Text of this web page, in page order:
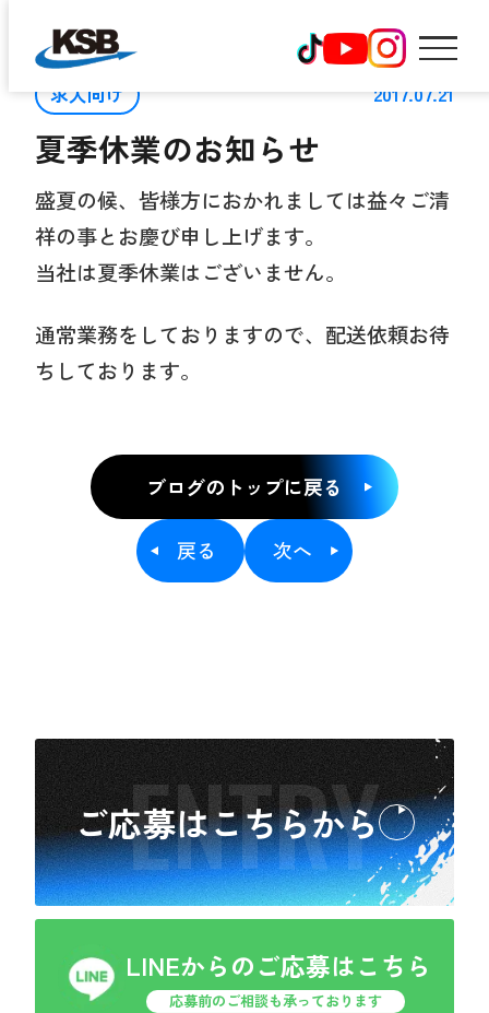
ホーム
コウショウ物流を知る
代表メッセージ
働く環境を知る
先輩インタビュー
ENTRY
ご応募はこちらから
LINEからのご応募はこち
求人向け 2017.07.21
夏季休業のお知らせ
盛夏の候、皆様方におかれましては益々ご清
祥の事とお慶び申し上げます。
当社は夏季休業はございません。
通常業務をしておりますので、配送依頼お待
ちしております。
戻る
ブログのトップに戻る
次へ
ENTRY
ご応募はこちらから
LINEからのご応募はこちら
応募前のご相談も承っております